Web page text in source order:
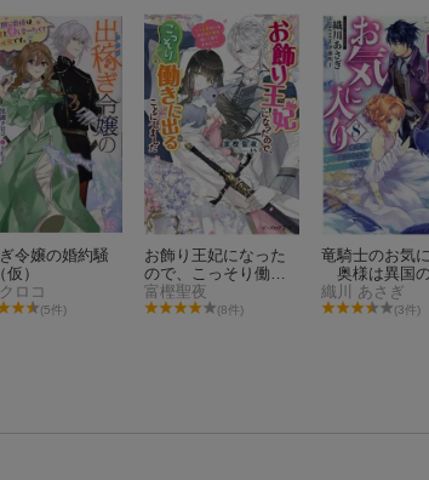
令嬢の婚約騒
）
ロコ
(5件)
お飾り王妃になった
ので、こっそり働き
に出ることにしまし
た 〜うさぎがいるの
富樫聖夜
(8件)
竜騎士のお気
奥様は異国の
革新中
織川 あさぎ
(3件)